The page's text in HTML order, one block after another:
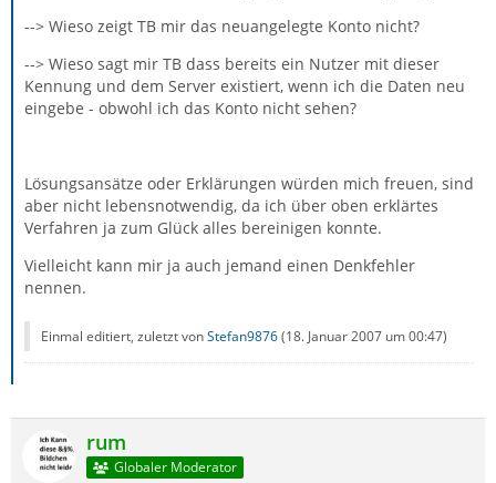
--> Wieso zeigt TB mir das neuangelegte Konto nicht?
--> Wieso sagt mir TB dass bereits ein Nutzer mit dieser
Kennung und dem Server existiert, wenn ich die Daten neu
eingebe - obwohl ich das Konto nicht sehen?
Lösungsansätze oder Erklärungen würden mich freuen, sind
aber nicht lebensnotwendig, da ich über oben erklärtes
Verfahren ja zum Glück alles bereinigen konnte.
Vielleicht kann mir ja auch jemand einen Denkfehler
nennen.
Einmal editiert, zuletzt vonStefan9876(18. Januar 2007 um 00:47)
rum
Globaler Moderator